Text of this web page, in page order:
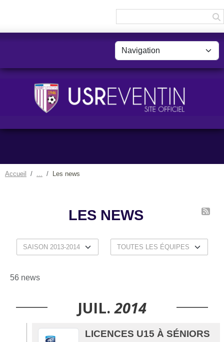
Accueil Les news
LES NEWS
56 news
JUIL. 2014
LICENCES U15 À SÉNIORS